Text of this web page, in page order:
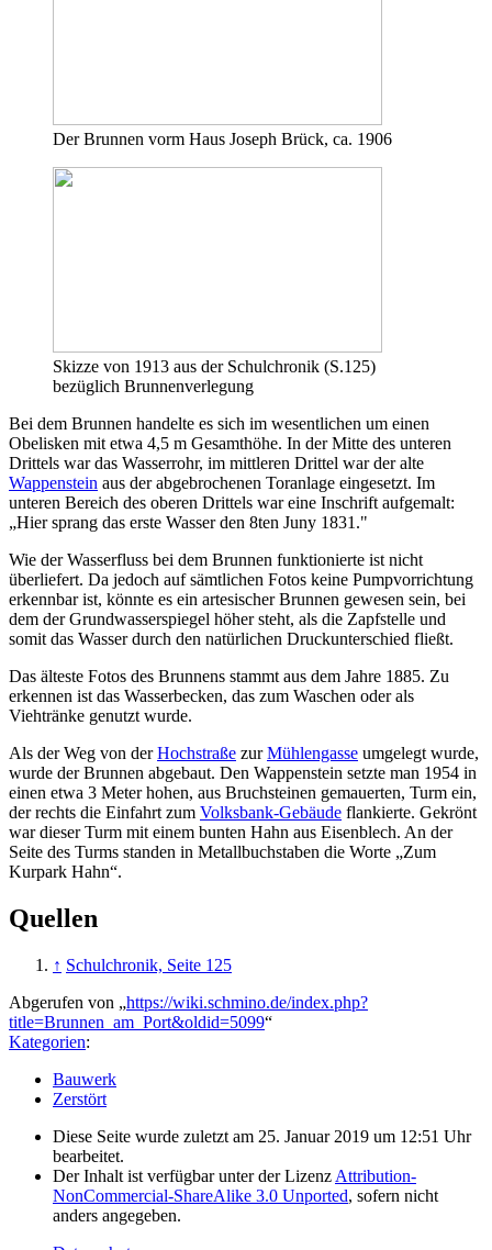
Der Brunnen vorm Haus Joseph Brück, ca. 1906
Skizze von 1913 aus der Schulchronik (S.125)
bezüglich Brunnenverlegung
Bei dem Brunnen handelte es sich im wesentlichen um einen
Obelisken mit etwa 4,5 m Gesamthöhe. In der Mitte des unteren
Drittels war das Wasserrohr, im mittleren Drittel war der alte
Wappenstein aus der abgebrochenen Toranlage eingesetzt. Im
unteren Bereich des oberen Drittels war eine Inschrift aufgemalt:
„Hier sprang das erste Wasser den 8ten Juny 1831."
Wie der Wasserfluss bei dem Brunnen funktionierte ist nicht
überliefert. Da jedoch auf sämtlichen Fotos keine Pumpvorrichtung
erkennbar ist, könnte es ein artesischer Brunnen gewesen sein, bei
dem der Grundwasserspiegel höher steht, als die Zapfstelle und
somit das Wasser durch den natürlichen Druckunterschied fließt.
Das älteste Fotos des Brunnens stammt aus dem Jahre 1885. Zu
erkennen ist das Wasserbecken, das zum Waschen oder als
Viehtränke genutzt wurde.
Als der Weg von derHochstraße zurMühlengasse umgelegt wurde,
wurde der Brunnen abgebaut. Den Wappenstein setzte man 1954 in
einen etwa 3 Meter hohen, aus Bruchsteinen gemauerten, Turm ein,
der rechts die Einfahrt zum Volksbank-Gebäude flankierte. Gekrönt
war dieser Turm mit einem bunten Hahn aus Eisenblech. An der
Seite des Turms standen in Metallbuchstaben die Worte „Zum
Kurpark Hahn“.
Quellen
↑ Schulchronik, Seite 125
Abgerufen von „https://wiki.schmino.de/index.php?
title=Brunnen_am_Port&oldid=5099“
Kategorien:
Bauwerk
Zerstört
Diese Seite wurde zuletzt am 25. Januar 2019 um 12:51 Uhr
bearbeitet.
Der Inhalt ist verfügbar unter der Lizenz Attribution-
NonCommercial-ShareAlike 3.0 Unported, sofern nicht
anders angegeben.